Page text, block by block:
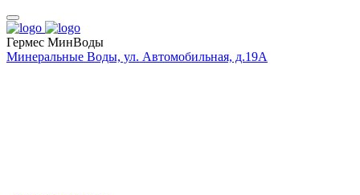
Гермес МинВоды
Минеральные Воды, ул. Автомобильная, д.19А